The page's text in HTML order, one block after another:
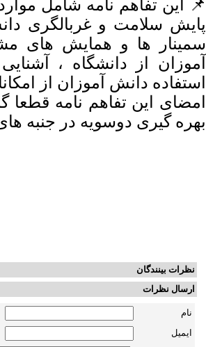
📌 این تفاهم نامه شامل
پایش سلامت و غربالگری
سمینار ها و همایش های
آموزان از دانشگاه ،
استفاده دانش آموزان از
امضای این تفاهم نامه
بهره گیری دوسویه در جنبه
نظرات بینندگان
ارسال نظرات
نام
ایمیل